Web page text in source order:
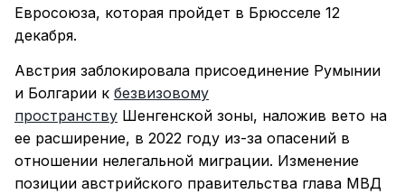
Евросоюза, которая пройдет в Брюсселе 12
декабря.
Австрия заблокировала присоединение Румынии
и Болгарии к безвизовому
пространству Шенгенской зоны, наложив вето на
ее расширение, в 2022 году из-за опасений в
отношении нелегальной миграции. Изменение
позиции австрийского правительства глава МВД